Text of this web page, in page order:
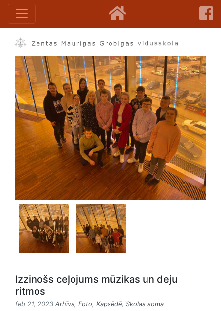
Izzinošs ceļojums mūzikas un deju
ritmos
feb 21, 2023 Arhīvs, Foto, Kapsēdē, Skolas soma